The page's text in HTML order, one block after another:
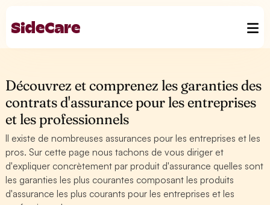
Découvrez et comprenez les garanties des
contrats d'assurance pour les entreprises
et les professionnels
Il existe de nombreuses assurances pour les entreprises et les
pros. Sur cette page nous tachons de vous diriger et
d'expliquer concrètement par produit d'assurance quelles sont
les garanties les plus courantes composant les produits
d'assurance les plus courants pour les entreprises et les